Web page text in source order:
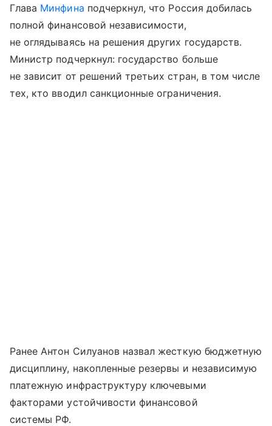
Глава Минфина подчеркнул, что Россия добилась
полной финансовой независимости,
не оглядываясь на решения других государств.
Министр подчеркнул: государство больше
не зависит от решений третьих стран, в том числе
тех, кто вводил санкционные ограничения.
Ранее Антон Силуанов назвал жесткую бюджетную
дисциплину, накопленные резервы и независимую
платежную инфраструктуру ключевыми
факторами устойчивости финансовой
системы РФ.